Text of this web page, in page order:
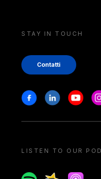
STAY IN TOUCH
Contatti
Stay in touch
FacebookLinkedinYoutube
LISTEN TO OUR